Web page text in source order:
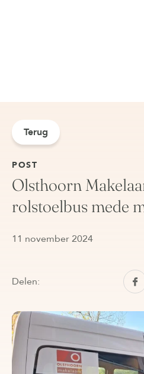
Terug
POST
Olsthoorn
rolstoelbus mede
11 november 2024
Delen: